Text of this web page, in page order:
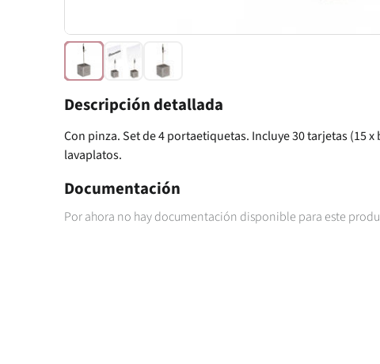
Descripción detallada
Con pinza. Set de 4 portaetiquetas. Incluye 30 tarjetas (15
lavaplatos.
Documentación
Por ahora no hay documentación disponible para este